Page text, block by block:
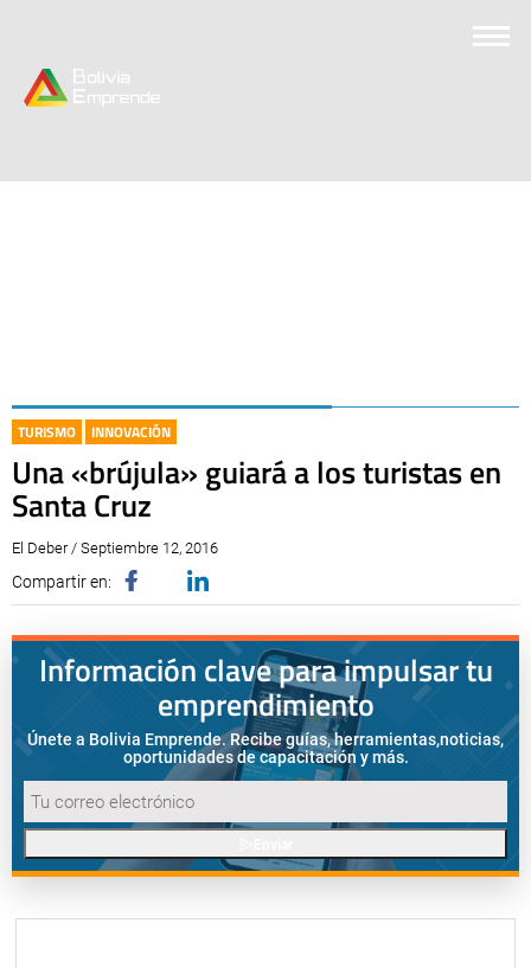
TURISMO INNOVACIÓN
Una «brújula» guiará a los turistas en
Santa Cruz
El Deber / Septiembre 12, 2016
Compartir en:
Información clave para impulsar tu
emprendimiento
Únete a Bolivia Emprende. Recibe guías, herramientas,noticias,
oportunidades de capacitación y más.